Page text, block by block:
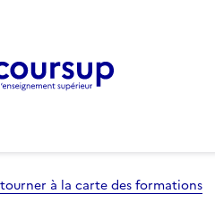
à la carte des formations